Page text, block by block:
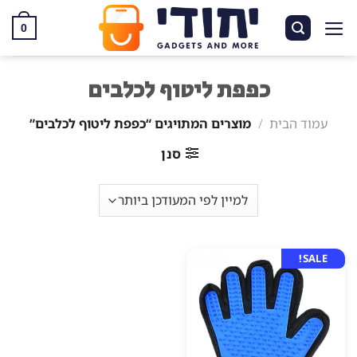
0
כפפת ליטוף לכלבים
עמוד הבית / מוצרים המתויגים “כפפת ליטוף לכלבים”
סנן
SALE!